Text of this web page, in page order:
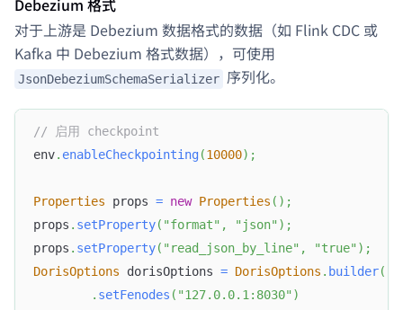
Debezium 格式
对于上游是 Debezium 数据格式的数据（如 Flink CDC 或
Kafka 中 Debezium 格式数据），可使用
JsonDebeziumSchemaSerializer 序列化。
// 启用 checkpoint
env. enableCheckpointing(10000) ;
Properties props = new Properties ( ) ;
props . setProperty( "format" , "json" ) ;
props . setProperty( "read_json_by_line" , "true" ) ;
DorisOptions dorisOptions = DorisOptions . builder(
. setFenodes ( "127.0.0.1:8030" )